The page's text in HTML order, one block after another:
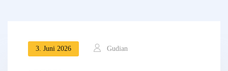
3. Juni 2026 Gudian